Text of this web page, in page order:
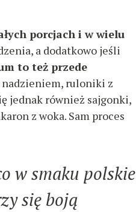
porcjach i w wielu
a dodatkowo jeśli
to też przede
ruloniki z
jednak również sajgonki,
z woka. Sam proces
w smaku polskie
się boją